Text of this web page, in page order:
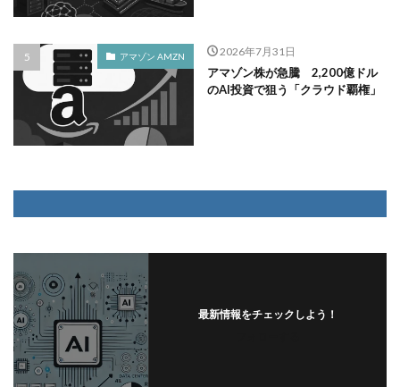
アマゾン AMZN 2026年7月31日
アマゾン株が急騰 2,200億ドル
のAI投資で狙う「クラウド覇権」
最新情報をチェックしよう！